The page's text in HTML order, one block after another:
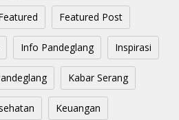
Featured Post
Info Pandeglang Inspirasi
Kabar Serang
Keuangan